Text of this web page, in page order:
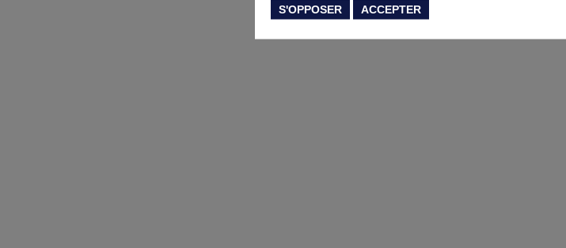
S'OPPOSER ACCEPTER